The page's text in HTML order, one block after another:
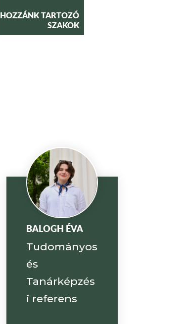
HOZZÁNK TARTOZÓ
SZAKOK
BALOGH ÉVA
Tudományos
és
Tanárképzés
i referens